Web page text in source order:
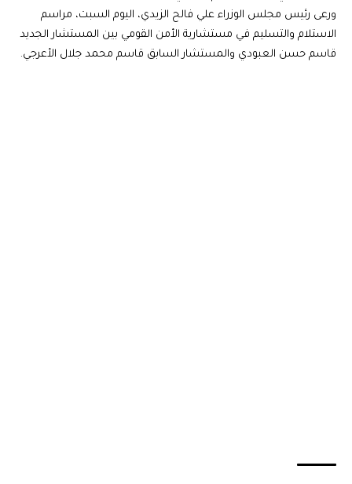
ورعى رئيس مجلس الوزراء علي فالح الزيدي، اليوم السبت، مراسم
الاستلام والتسليم في مستشارية الأمن القومي بين المستشار الجديد
قاسم حسن العبودي والمستشار السابق قاسم محمد جلال الأعرجي.